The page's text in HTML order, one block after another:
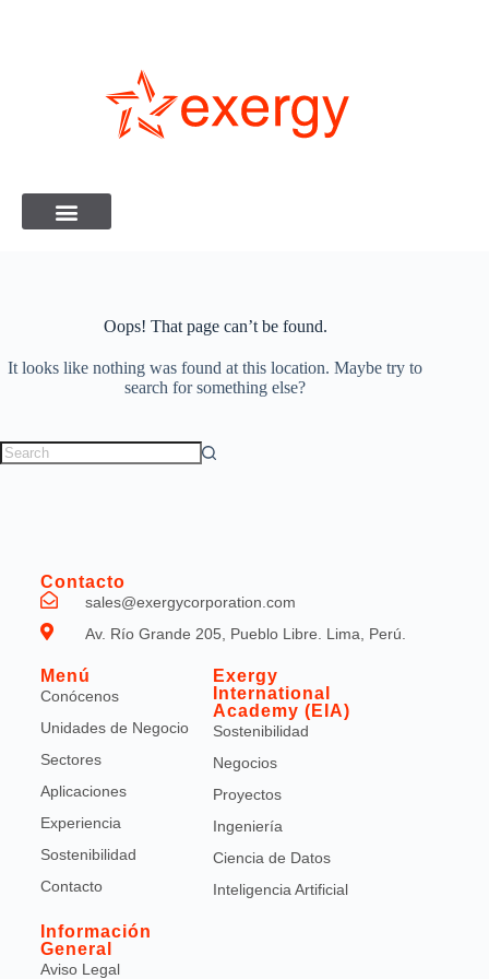
Oops! That page can’t be found.
It looks like nothing was found at this location. Maybe try to
search for something else?
Contacto
sales@exergycorporation.com
Av. Río Grande 205, Pueblo Libre. Lima, Perú.
Menú
Conócenos
Unidades de Negocio
Sectores
Aplicaciones
Experiencia
Sostenibilidad
Contacto
Exergy
International
Academy (EIA)
Sostenibilidad
Negocios
Proyectos
Ingeniería
Ciencia de Datos
Inteligencia Artificial
Información
General
Aviso Legal